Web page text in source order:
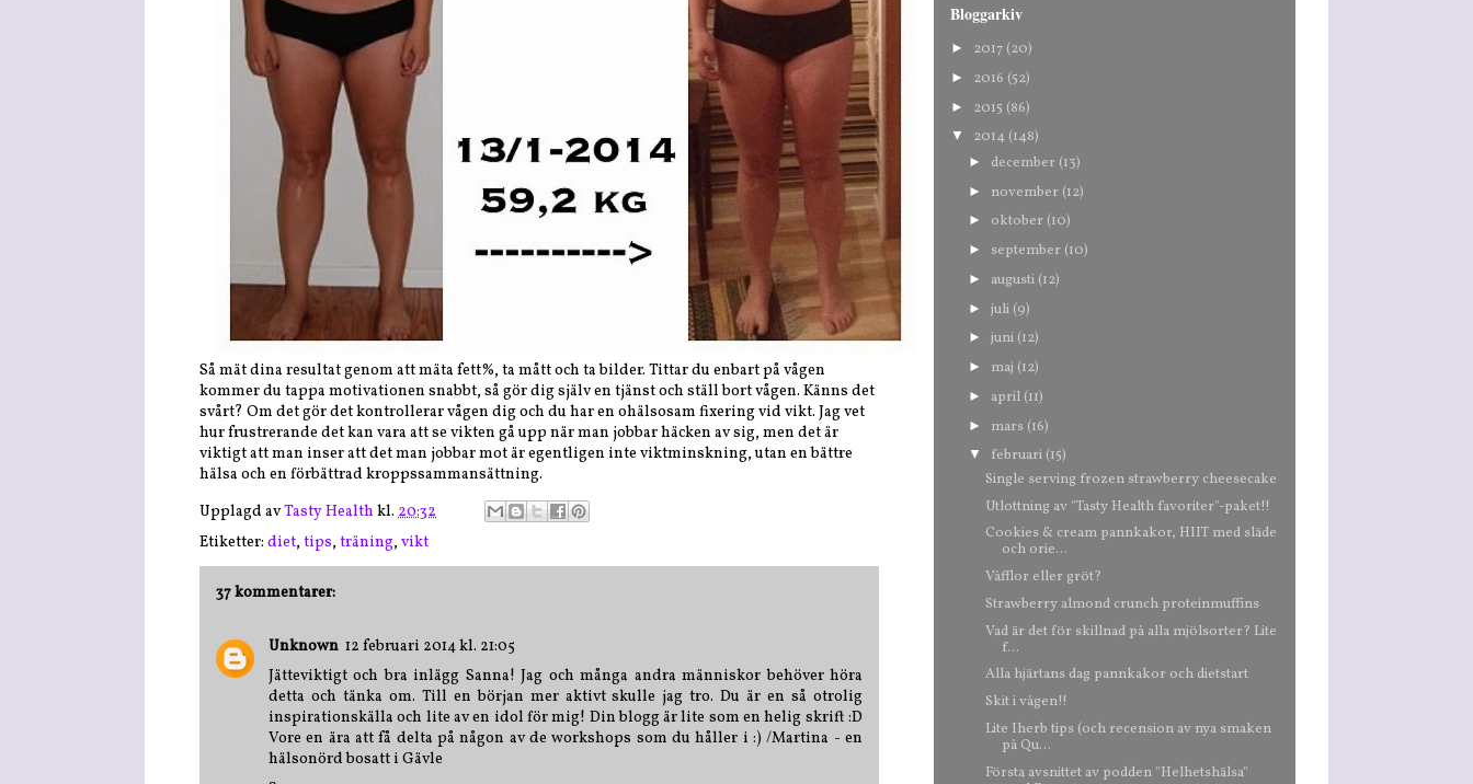
Så mät dina resultat genom att mäta fett%, ta mått och ta bilder. Tittar du enbart på vågen
kommer du tappa motivationen snabbt, så gör dig själv en tjänst och ställ bort vågen. Känns det
svårt? Om det gör det kontrollerar vågen dig och du har en ohälsosam fixering vid vikt. Jag vet
hur frustrerande det kan vara att se vikten gå upp när man jobbar häcken av sig, men det är
viktigt att man inser att det man jobbar mot är egentligen inte viktminskning, utan en bättre
hälsa och en förbättrad kroppssammansättning.
Upplagd avTasty Health kl. 20:32
Etiketter: diet, tips, träning, vikt
37 kommentarer:
Unknown 12 februari 2014 kl. 21:05
Jätteviktigt och bra inlägg Sanna! Jag och många andra människor behöver höra
detta och tänka om. Till en början mer aktivt skulle jag tro. Du är en så otrolig
inspirationskälla och lite av en idol för mig! Din blogg är lite som en helig skrift :D
Vore en ära att få delta på någon av de workshops som du håller i :) /Martina - en
hälsonörd bosatt i Gävle
Bloggarkiv
► 2017 (20)
► 2016 (52)
► 2015 (86)
▼ 2014 (148)
► december (13)
► november (12)
► oktober (10)
► september (10)
► augusti (12)
► juli (9)
► juni (12)
► maj (12)
► april (11)
► mars (16)
▼ februari (15)
Single serving frozen strawberry cheesecake
Utlottning av "Tasty Health favoriter"-paket!!
Cookies & cream pannkakor, HIIT med släde
och orie...
Våfflor eller gröt?
Strawberry almond crunch proteinmuffins
Vad är det för skillnad på alla mjölsorter? Lite
f...
Alla hjärtans dag pannkakor och dietstart
Skit i vågen!!
Lite Iherb tips (och recension av nya smaken
på Qu...
Första avsnittet av podden "Helhetshälsa"